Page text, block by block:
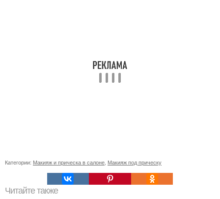
Категории: Макияж и прическа в салоне Макияж под прическу
Читайте также